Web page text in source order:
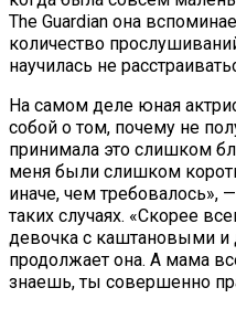
The Guardian она
количество
научилась не
На самом деле юная
собой о том, почему не
принимала это слишком
меня были слишком
иначе, чем
таких случаях. «Скорее
девочка с каштановыми
продолжает она. А мама
знаешь, ты совершенно